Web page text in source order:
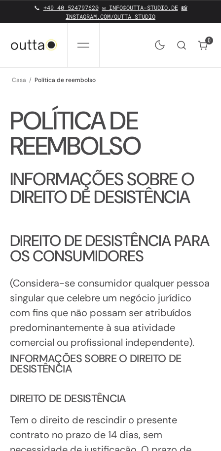
SALTAR PARA O CONTEÚDO
📞 +49 40 524797620 ✉️ INFO@OUTTA-STUDIO.DE 📸
INSTAGRAM.COM/OUTTA_STUDIO
0
0
Casa Política de reembolso
POLÍTICA DE
REEMBOLSO
INFORMAÇÕES SOBRE O
DIREITO DE DESISTÊNCIA
DIREITO DE DESISTÊNCIA PARA
OS CONSUMIDORES
(Considera-se consumidor qualquer pessoa
singular que celebre um negócio jurídico
com fins que não possam ser atribuídos
predominantemente à sua atividade
comercial ou profissional independente).
INFORMAÇÕES SOBRE O DIREITO DE
DESISTÊNCIA
DIREITO DE DESISTÊNCIA
Tem o direito de rescindir o presente
contrato no prazo de 14 dias, sem